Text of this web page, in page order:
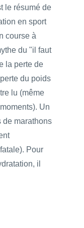
le résumé de
en sport
course à
du "il faut
la perte de
du poids
lu (même
Un
de marathons
Pour
il